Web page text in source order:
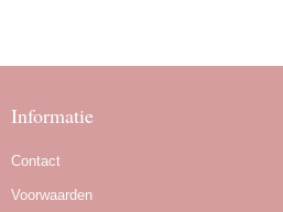
Informatie
Contact
Voorwaarden